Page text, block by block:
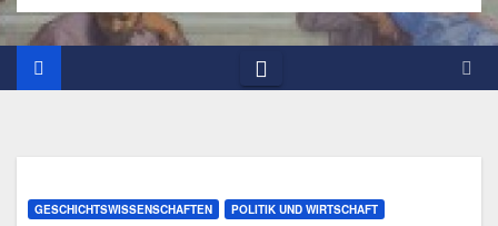
GESCHICHTSWISSENSCHAFTEN POLITIK UND WIRTSCHAFT